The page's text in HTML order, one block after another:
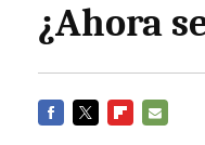
¿Ahora